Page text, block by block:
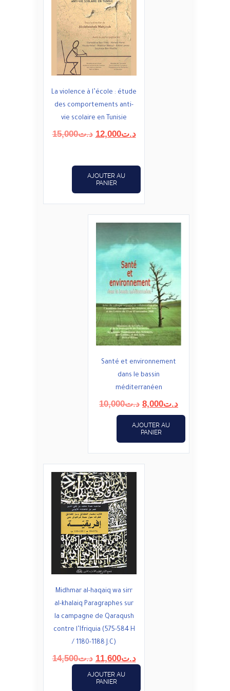
La violence à l’école : étude
des comportements anti-
vie scolaire en Tunisie
د.ت15,000
Le
était :
د.ت12,000
Le
est :
AJOUTER AU
PANIER
Santé et environnement
dans le bassin
méditerranéen
د.ت10,000
Le
prix
initial
était :
د.ت8,000
Le
prix
AJOUTER AU
PANIER
Midhmar al-haqaiq wa sirr
al-khalaiq Paragraphes sur
la campagne de Qaraqush
contre l’Ifriquia (575-584 H
/ 1180-1188 J.C)
د.ت14,500
Le
initial
د.ت11,600
Le
prix
AJOUTER AU
PANIER